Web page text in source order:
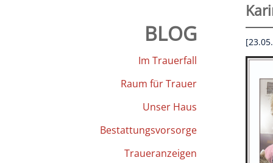
BLOG
Im Trauerfall
Raum für Trauer
Unser Haus
Bestattungsvorsorge
Traueranzeigen